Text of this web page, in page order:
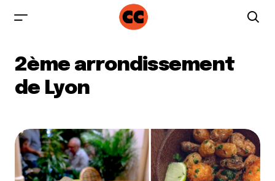
2ème arrondissement
de Lyon